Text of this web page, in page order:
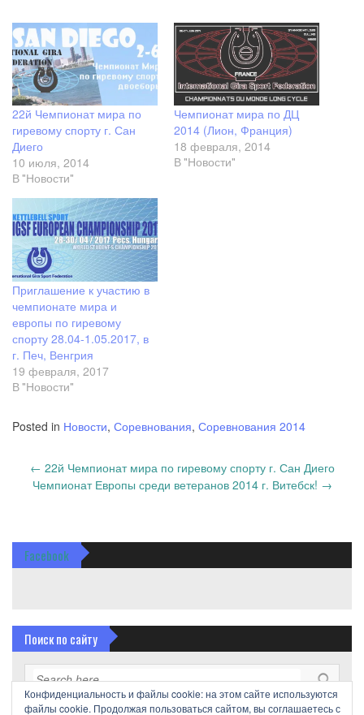
22й Чемпионат мира по
гиревому спорту г. Сан
Диего
10 июля, 2014
В "Новости"
Чемпионат мира по ДЦ
2014 (Лион, Франция)
18 февраля, 2014
В "Новости"
Приглашение к участию в
чемпионате мира и
европы по гиревому
спорту 28.04-1.05.2017, в
г. Печ, Венгрия
19 февраля, 2017
В "Новости"
Posted in Новости, Соревнования, Соревнования 2014
Post
navigation
← 22й Чемпионат мира по гиревому спорту г. Сан Диего
Чемпионат Европы среди ветеранов 2014 г. Витебск! →
Facebook
Поиск по сайту
Конфиденциальность и файлы cookie: на этом сайте используются
файлы cookie. Продолжая пользоваться сайтом, вы соглашаетесь с